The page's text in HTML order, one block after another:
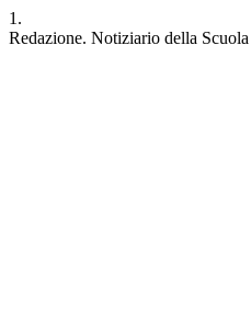
1.
Redazione. Notiziario della